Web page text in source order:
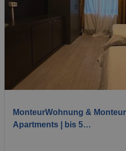
MonteurWohnung &
Apartments | bis 5…